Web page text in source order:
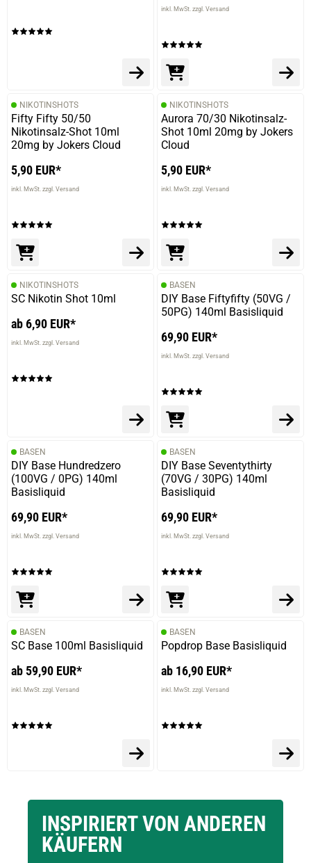
inkl. MwSt. zzgl. Versand
NIKOTINSHOTS
Fifty Fifty 50/50
Nikotinsalz-Shot 10ml
20mg by Jokers Cloud
5,90 EUR*
inkl. MwSt. zzgl. Versand
NIKOTINSHOTS
Aurora 70/30 Nikotinsalz-
Shot 10ml 20mg by Jokers
Cloud
5,90 EUR*
inkl. MwSt. zzgl. Versand
NIKOTINSHOTS
SC Nikotin Shot 10ml
ab 6,90 EUR*
inkl. MwSt. zzgl. Versand
BASEN
DIY Base Fiftyfifty (50VG /
50PG) 140ml Basisliquid
69,90 EUR*
inkl. MwSt. zzgl. Versand
BASEN
DIY Base Hundredzero
(100VG / 0PG) 140ml
Basisliquid
69,90 EUR*
inkl. MwSt. zzgl. Versand
BASEN
DIY Base Seventythirty
(70VG / 30PG) 140ml
Basisliquid
69,90 EUR*
inkl. MwSt. zzgl. Versand
BASEN
SC Base 100ml Basisliquid
ab 59,90 EUR*
inkl. MwSt. zzgl. Versand
BASEN
Popdrop Base Basisliquid
ab 16,90 EUR*
inkl. MwSt. zzgl. Versand
INSPIRIERT VON ANDEREN
KÄUFERN